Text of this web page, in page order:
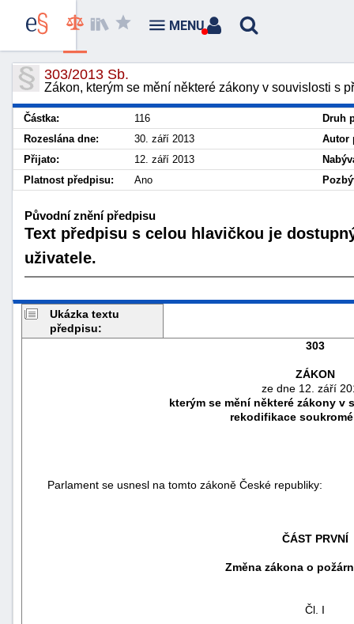
303/2013 Sb.
Zákon, kterým se mění některé zákony v souvislosti s
Částka: 116
Druh
Rozeslána dne:
30. září 2013
Autor
Přijato:
12. září 2013
Platnost předpisu:
Ano
Původní znění předpisu
Text předpisu s celou hlavičkou je
uživatele.
Ukázka textu
předpisu:
303
ZÁKON
ze dne 12. září
kterým se mění některé zákony v
rekodifikace
Parlament se usnesl na tomto zákoně České republiky:
ČÁST PRVNÍ
Změna zákona o
Čl. I
MENU